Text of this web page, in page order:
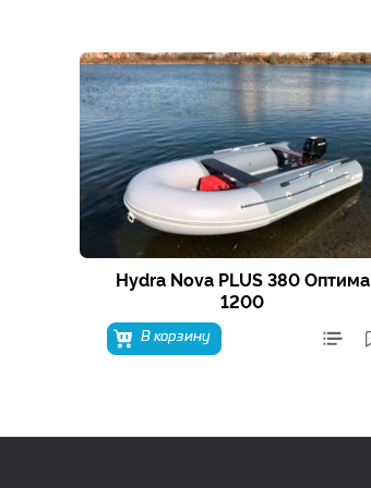
Hydra Nova PLUS 380 Оптима
1200
В корзину